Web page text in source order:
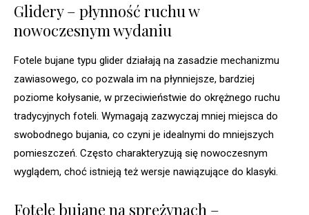
Glidery – płynność ruchu w
nowoczesnym wydaniu
Fotele bujane typu glider działają na zasadzie mechanizmu
zawiasowego, co pozwala im na płynniejsze, bardziej
poziome kołysanie, w przeciwieństwie do okrężnego ruchu
tradycyjnych foteli. Wymagają zazwyczaj mniej miejsca do
swobodnego bujania, co czyni je idealnymi do mniejszych
pomieszczeń. Często charakteryzują się nowoczesnym
wyglądem, choć istnieją też wersje nawiązujące do klasyki.
Fotele bujane na sprężynach –